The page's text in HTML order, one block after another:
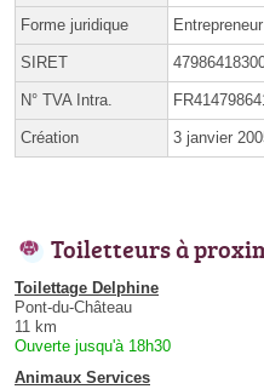
Forme juridique
SIRET
N° TVA Intra.
Création 3 janvier
Toiletteurs à
Toilettage Delphine
Pont-du-Château
11 km
Ouverte jusqu'à 18h30
Animaux Services